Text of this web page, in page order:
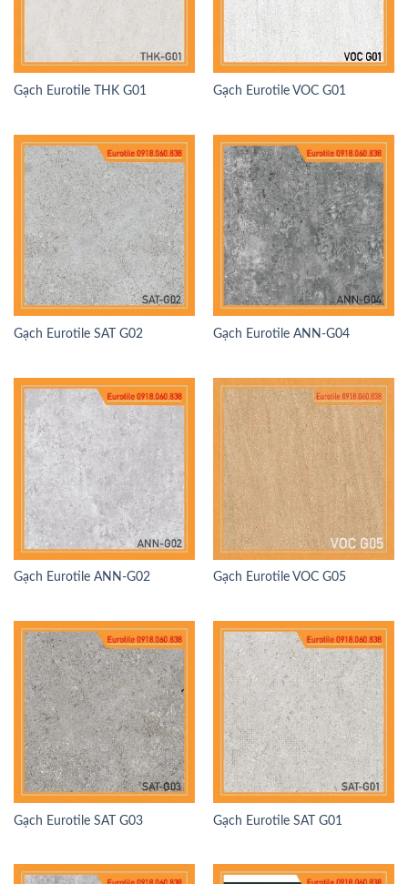
Gạch Eurotile THK G01 Gạch Eurotile VOC G01
Gạch Eurotile SAT G02 Gạch Eurotile ANN-G04
Gạch Eurotile ANN-G02 Gạch Eurotile VOC G05
Gạch Eurotile SAT G03 Gạch Eurotile SAT G01